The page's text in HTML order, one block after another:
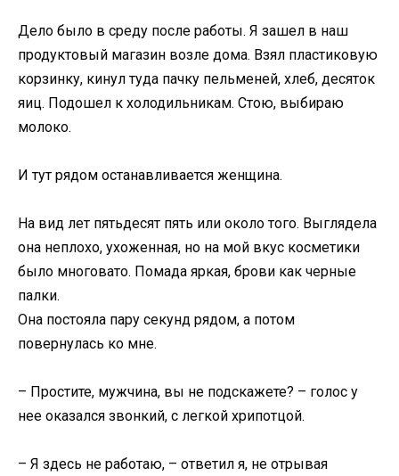
Дело было в среду после работы. Я зашел в наш
продуктовый магазин возле дома. Взял пластиковую
корзинку, кинул туда пачку пельменей, хлеб, десяток
яиц. Подошел к холодильникам. Стою, выбираю
молоко.
И тут рядом останавливается женщина.
На вид лет пятьдесят пять или около того. Выглядела
она неплохо, ухоженная, но на мой вкус косметики
было многовато. Помада яркая, брови как черные
палки.
Она постояла пару секунд рядом, а потом
повернулась ко мне.
– Простите, мужчина, вы не подскажете? – голос у
нее оказался звонкий, с легкой хрипотцой.
– Я здесь не работаю, – ответил я, не отрывая